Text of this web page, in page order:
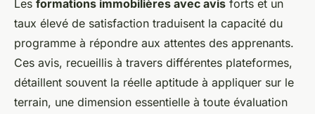
Les formations immobilières avec avis forts et un
taux élevé de satisfaction traduisent la capacité du
programme à répondre aux attentes des apprenants.
Ces avis, recueillis à travers différentes plateformes,
détaillent souvent la réelle aptitude à appliquer sur le
terrain, une dimension essentielle à toute évaluation